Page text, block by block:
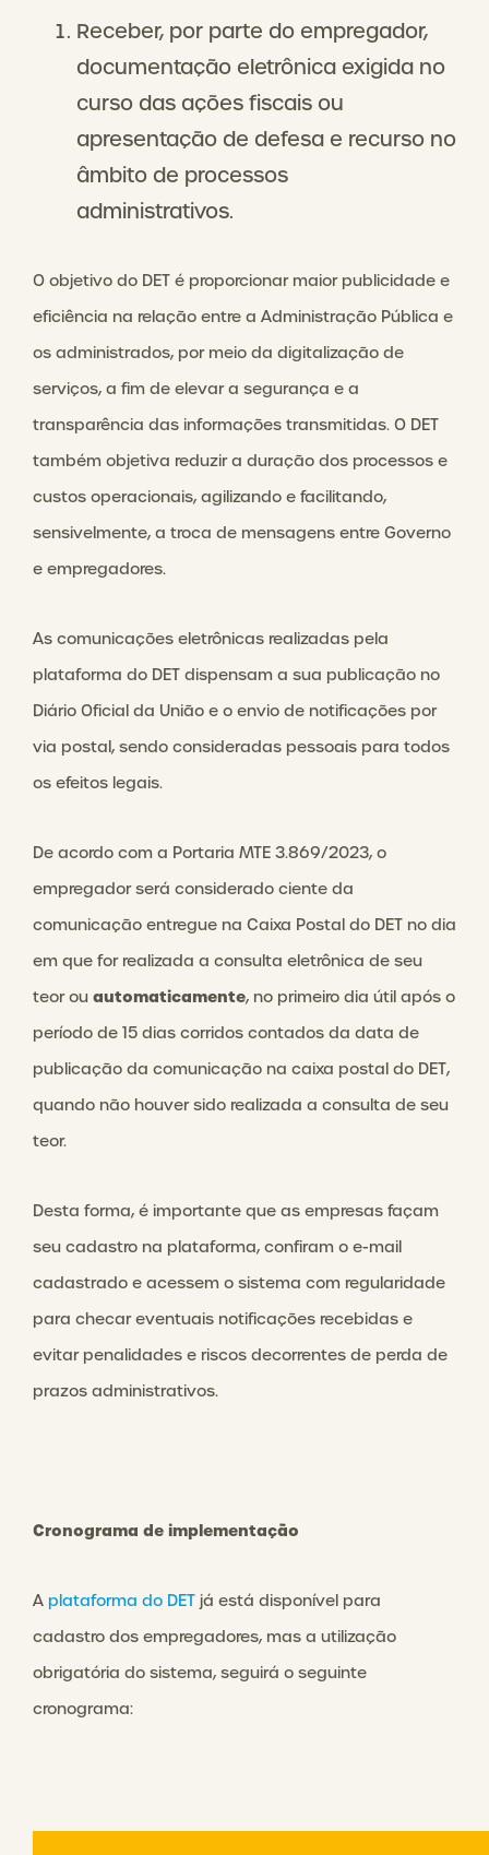
Receber, por parte do empregador,
documentação eletrônica exigida no
curso das ações fiscais ou
apresentação de defesa e recurso no
âmbito de processos
administrativos.
O objetivo do DET é proporcionar maior publicidade e
eficiência na relação entre a Administração Pública e
os administrados, por meio da digitalização de
serviços, a fim de elevar a segurança e a
transparência das informações transmitidas. O DET
também objetiva reduzir a duração dos processos e
custos operacionais, agilizando e facilitando,
sensivelmente, a troca de mensagens entre Governo
e empregadores.
As comunicações eletrônicas realizadas pela
plataforma do DET dispensam a sua publicação no
Diário Oficial da União e o envio de notificações por
via postal, sendo consideradas pessoais para todos
os efeitos legais.
De acordo com a Portaria MTE 3.869/2023, o
empregador será considerado ciente da
comunicação entregue na Caixa Postal do DET no dia
em que for realizada a consulta eletrônica de seu
teor ou automaticamente, no primeiro dia útil após o
período de 15 dias corridos contados da data de
publicação da comunicação na caixa postal do DET,
quando não houver sido realizada a consulta de seu
teor.
Desta forma, é importante que as empresas façam
seu cadastro na plataforma, confiram o e-mail
cadastrado e acessem o sistema com regularidade
para checar eventuais notificações recebidas e
evitar penalidades e riscos decorrentes de perda de
prazos administrativos.
Cronograma de implementação
A plataforma do DET já está disponível para
cadastro dos empregadores, mas a utilização
obrigatória do sistema, seguirá o seguinte
cronograma: